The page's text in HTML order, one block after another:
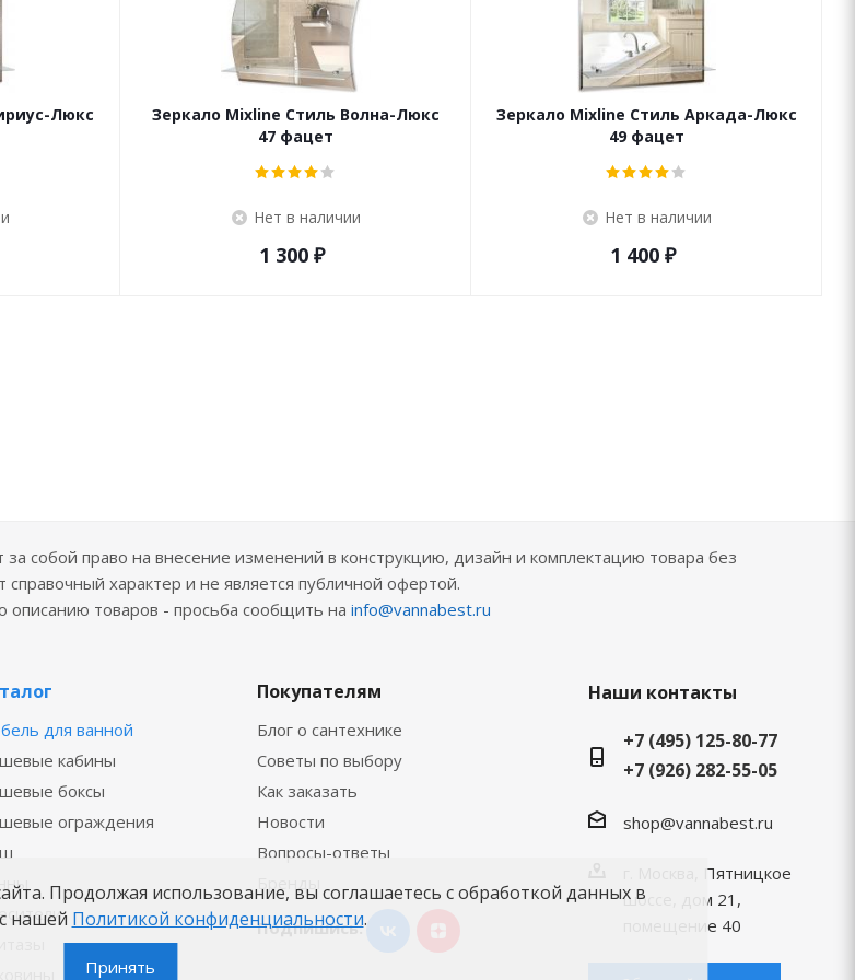
Люкс
Зеркало Mixline Стиль Волна-Люкс
47 фацет
Нет в наличии
1 300 ₽
Зеркало Mixline Стиль Аркада-Люкс
49 фацет
Нет в наличии
1 400 ₽
собой право на внесение изменений в конструкцию, дизайн и комплектацию товара без
характер и не является публичной офертой.
описанию товаров - просьба сообщить на info@vannabest.ru
для ванной
кабины
боксы
ограждения
Покупателям
Блог о сантехнике
Советы по выбору
Как заказать
Новости
Вопросы-ответы
Подпишись:
Наши контакты
+7 (495) 125-80-77
+7 (926) 282-55-05
shop@vannabest.ru
г. Москва, Пятницкое
шоссе, дом 21,
помещение 40
Продолжая использование, вы соглашаетесь с обработкой данных в
нашей Политикой конфиденциальности.
Принять